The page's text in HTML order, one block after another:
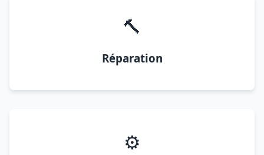
🔨
Réparation
⚙️